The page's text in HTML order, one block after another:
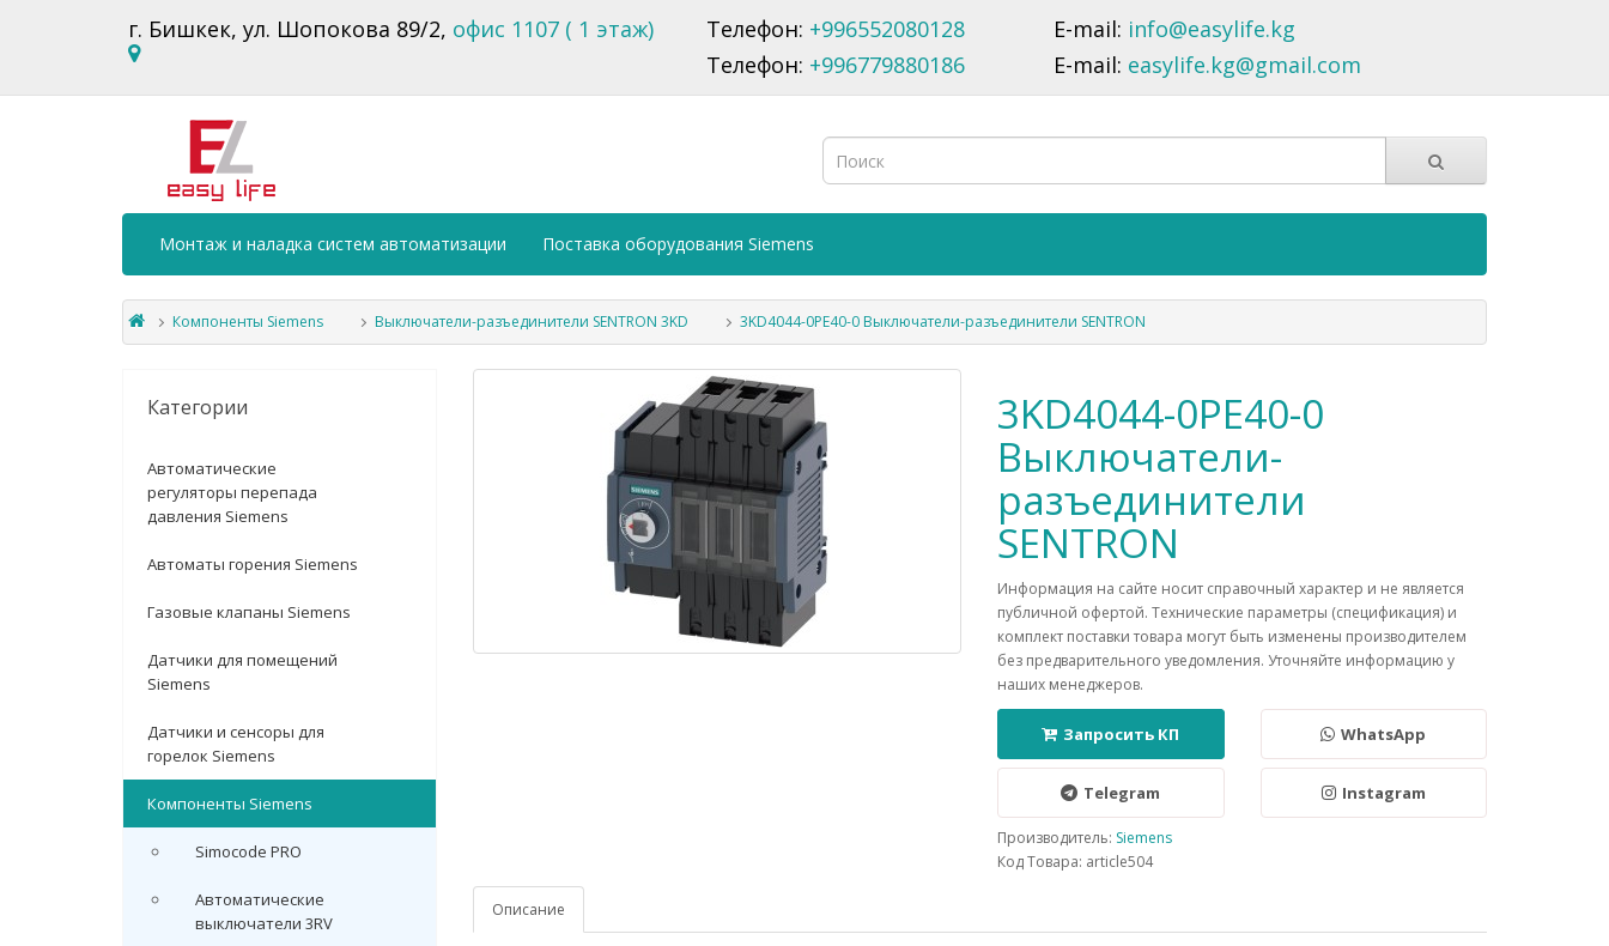
г. Бишкек, ул. Шопокова 89/2, офис 1107 ( 1 этаж) Телефон: +996552080128
Телефон: +996779880186
E-mail: info@easylife.kg
E-mail: easylife.kg@gmail.com
Монтаж и наладка систем автоматизации Поставка оборудования Siemens
Компоненты Siemens Выключатели-разъединители SENTRON 3KD 3KD4044-0PE40-0 Выключатели-разъединители SENTRON
Категории
Автоматические
регуляторы перепада
давления Siemens
Автоматы горения Siemens
Газовые клапаны Siemens
Датчики для помещений
Siemens
Датчики и сенсоры для
горелок Siemens
Компоненты Siemens
Simocode PRO
Автоматические
выключатели 3RV
3KD4044-0PE40-0
Выключатели-
разъединители
SENTRON
Информация на сайте носит справочный характер и не является
публичной офертой. Технические параметры (спецификация) и
комплект поставки товара могут быть изменены производителем
без предварительного уведомления. Уточняйте информацию у
наших менеджеров.
Запросить КП WhatsApp
Telegram Instagram
Производитель: Siemens
Код Товара: article504
Описание